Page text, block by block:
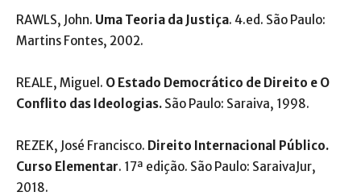
RAWLS, John. Uma Teoria da Justiça. 4.ed. São Paulo:
Martins Fontes, 2002.
REALE, Miguel. O Estado Democrático de Direito e O
Conflito das Ideologias. São Paulo: Saraiva, 1998.
REZEK, José Francisco. Direito Internacional Público.
Curso Elementar. 17ª edição. São Paulo: SaraivaJur,
2018.